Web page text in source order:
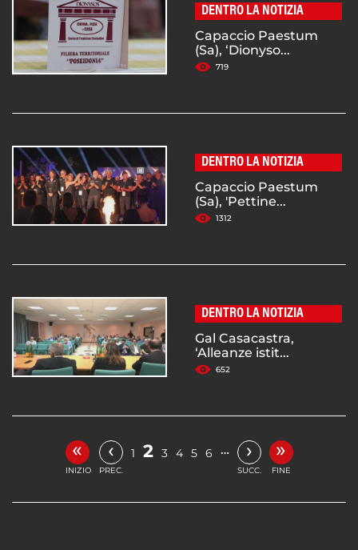
DENTRO LA NOTIZIA
Capaccio Paestum
(Sa), ‘Dionyso...
719
DENTRO LA NOTIZIA
Capaccio Paestum
(Sa), 'Pettine...
1312
DENTRO LA NOTIZIA
Gal Casacastra,
‘Alleanze istit...
652
«
INIZIO
‹
PREC.
1 2 3 4 5 6 … ›
SUCC.
»
FINE